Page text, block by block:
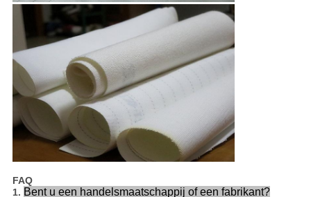
FAQ
1. Bent u een handelsmaatschappij of een fabrikant?